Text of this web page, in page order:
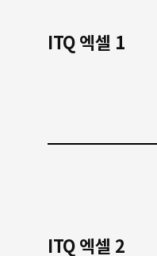
ITQ 엑셀 1
ITQ 엑셀 2